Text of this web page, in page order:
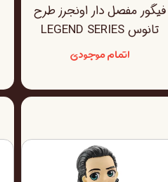
فیگور مفصل دار اونجرز طرح
تانوس LEGEND SERIES
اتمام موجودی